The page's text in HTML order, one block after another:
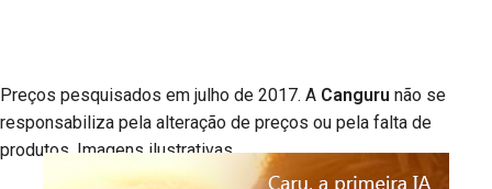
Preços pesquisados em julho de 2017. A Canguru não se
responsabiliza pela alteração de preços ou pela falta de
produtos. Imagens ilustrativas.